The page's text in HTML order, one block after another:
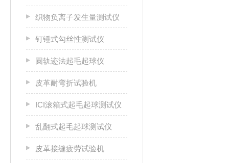
织物负离子发生量测试仪
钉锤式勾丝性测试仪
圆轨迹法起毛起球仪
皮革耐弯折试验机
ICI滚箱式起毛起球测试仪
乱翻式起毛起球测试仪
皮革接缝疲劳试验机